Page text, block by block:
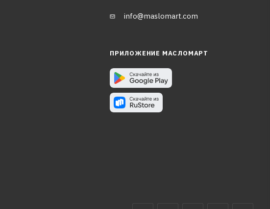
info@maslomart.com
ПРИЛОЖЕНИЕ МАСЛОМАРТ